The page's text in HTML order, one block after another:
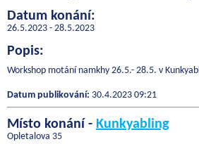
Datum konání:
26.5.2023 - 28.5.2023
Popis:
Workshop motání namkhy 26.5.- 28.5. v
Datum publikování: 30.4.2023 09:21
Místo konání - Kunkyabling
Opletalova 35